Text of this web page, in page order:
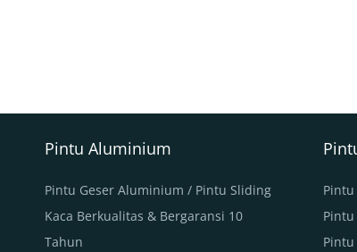
Pintu Aluminium
Pintu Geser Aluminium / Pintu Sliding
Kaca Berkualitas & Bergaransi 10
Tahun
Pintu
Pintu
Pintu